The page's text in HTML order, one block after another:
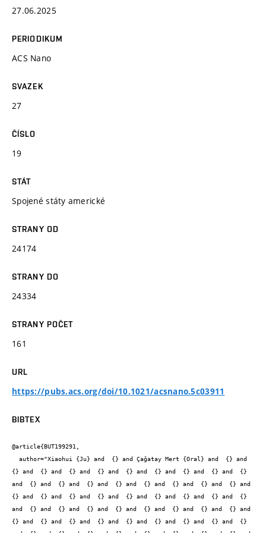
27.06.2025
PERIODIKUM
ACS Nano
SVAZEK
27
ČÍSLO
19
STÁT
Spojené státy americké
STRANY OD
24174
STRANY DO
24334
STRANY POČET
161
URL
https://pubs.acs.org/doi/10.1021/acsnano.5c03911
BIBTEX
@article{BUT199291,
{} and  {} and  {} and  {} and  {} and  {} and  {} and  {} and  {}
and  {} and  {} and  {} and  {} and  {} and  {} and  {} and  {} and
{} and  {} and  {} and  {} and  {} and  {} and  {} and  {} and  {}
and  {} and  {} and  {} and  {} and  {} and  {} and  {} and  {} and
{} and  {} and  {} and  {} and  {} and  {} and  {} and  {} and  {}